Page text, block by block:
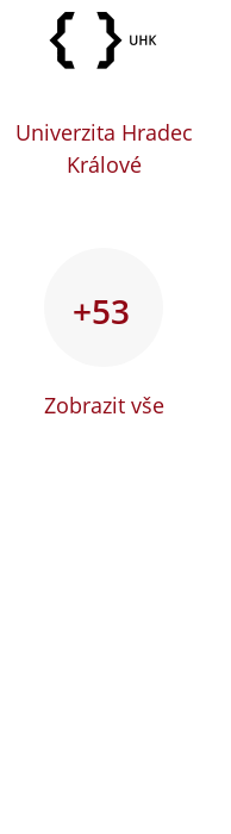
Univerzita Hradec
Králové
+53
Zobrazit vše